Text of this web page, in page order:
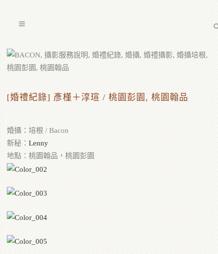
[婚禮紀錄] 彥槿＋淳瑄 / 桃園彭園, 桃園翰品
婚攝：培根 / Bacon
新秘： Lenny
地點：桃園翰品，桃園彭園